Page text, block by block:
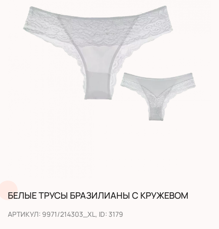
БЕЛЫЕ ТРУСЫ БРАЗИЛИАНЫ С КРУЖЕВОМ
АРТИКУЛ: 9971/214303_XL, ID: 3179